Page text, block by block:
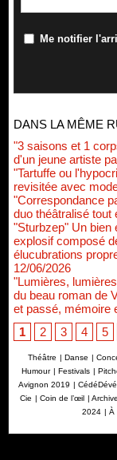
Me notifier
DANS LA MÊME
"3 saisons et 1
d'un jeune artiste
"Tartuffe ou
revisitée avec
"Correspondance
duo théâtralisé tout
"Sturbzep" Un
explosif composé
élucubrations
12/06/2026
"Lumières,
du beau roman de
et passé, mémoire
1
2 3 4 5
Théâtre | Danse |
Humour | Festivals |
Avignon 2019 |
Cie | Coin de l’œil |
2024 | À